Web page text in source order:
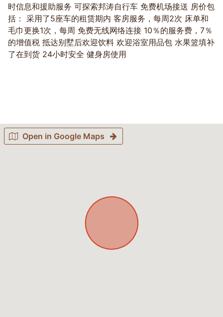
时信息和援助服务 可探索邦涛自行车 免费机场接送 房价包
括： 采用了5座车的租赁期内 客房服务，每周2次 床单和
毛巾更换1次，每周 免费无线网络连接 10％的服务费，7％
的增值税 抵达别墅后欢迎饮料 欢迎浴室用品包 水果篮填补
了在到货 24小时安全 健身房使用
Open in Google Maps